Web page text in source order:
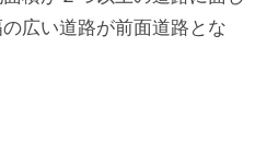
広い道路が前面道路とな